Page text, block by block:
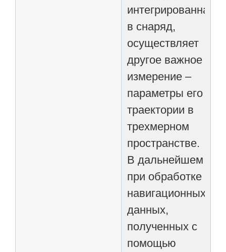
интегрированная
в снаряд,
осуществляет
другое важное
измерение –
параметры его
траектории в
трехмерном
пространстве.
В дальнейшем
при обработке
навигационных
данных,
полученных с
помощью